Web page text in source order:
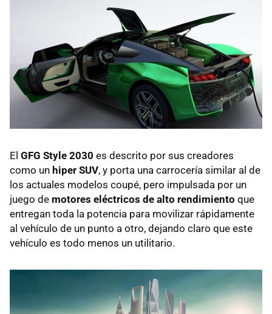
El GFG Style 2030 es descrito por sus creadores
como un hiper SUV, y porta una carrocería similar al de
los actuales modelos coupé, pero impulsada por un
juego de motores eléctricos de alto rendimiento que
entregan toda la potencia para movilizar rápidamente
al vehículo de un punto a otro, dejando claro que este
vehículo es todo menos un utilitario.